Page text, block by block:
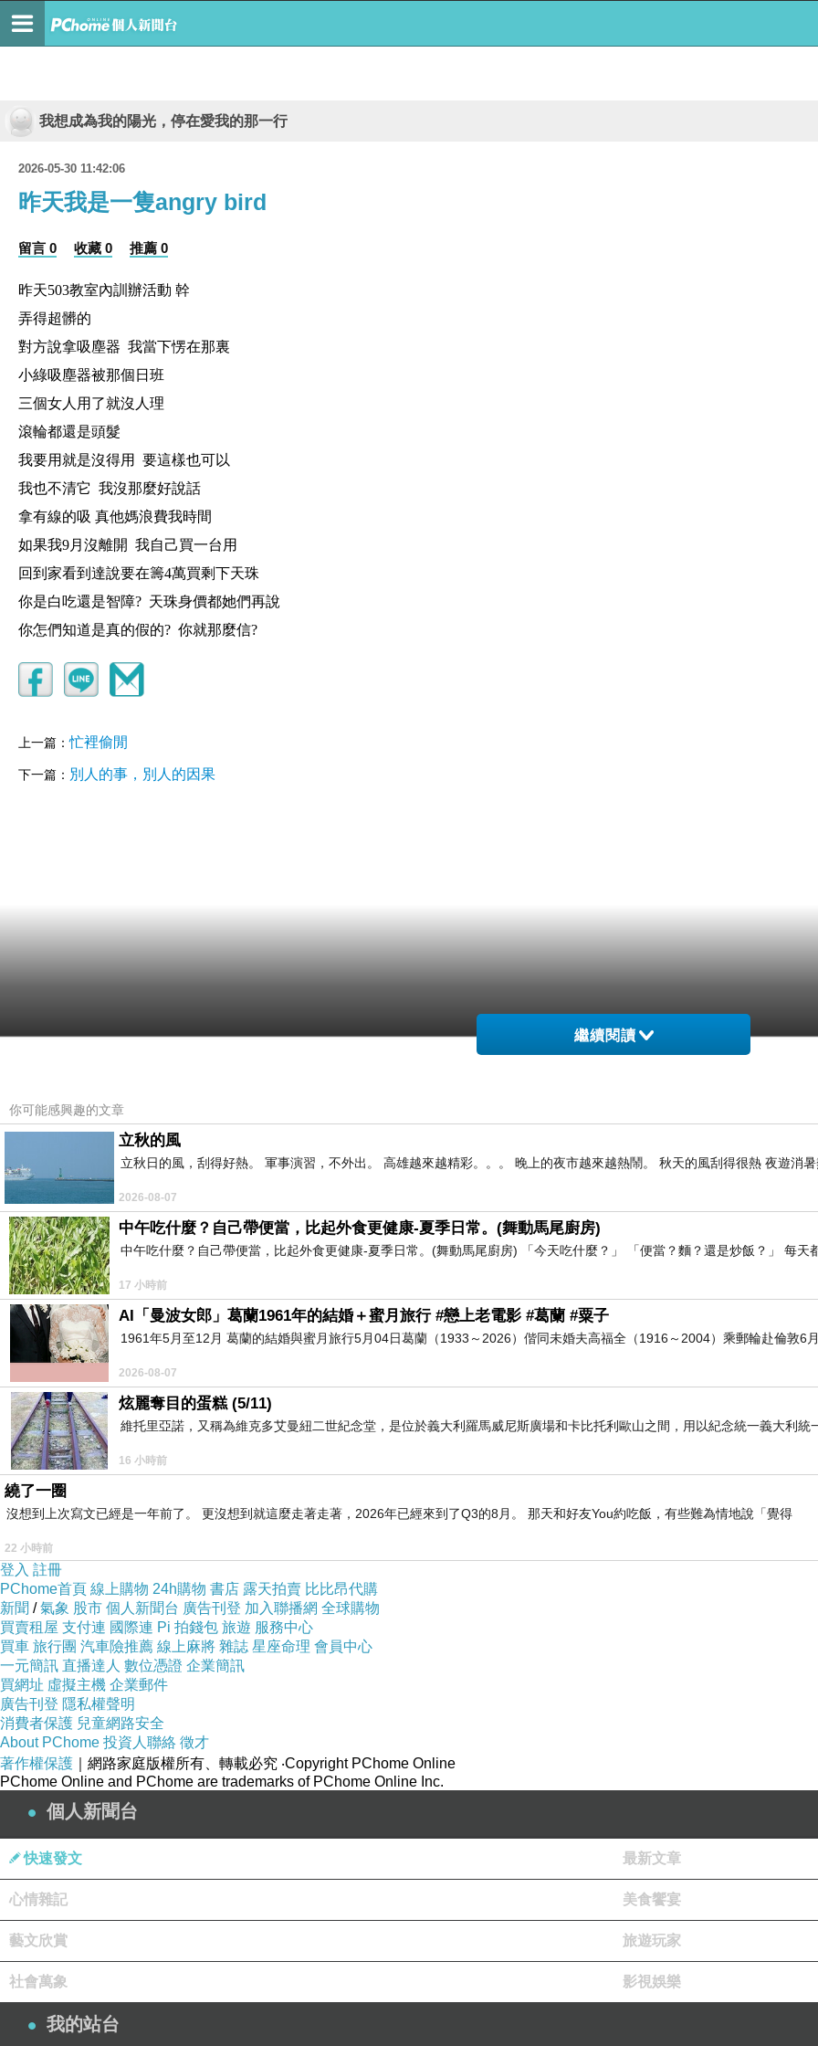
我想成為我的陽光，停在愛我的那一行
2026-05-30 11:42:06
昨天我是一隻angry bird
留言 0 收藏 0 推薦 0
昨天503教室內訓辦活動 幹
弄得超髒的
對方說拿吸塵器 我當下愣在那裏
小綠吸塵器被那個日班
三個女人用了就沒人理
滾輪都還是頭髮
我要用就是沒得用 要這樣也可以
我也不清它 我沒那麼好說話
拿有線的吸 真他媽浪費我時間
如果我9月沒離開 我自己買一台用
回到家看到達說要在籌4萬買剩下天珠
你是白吃還是智障? 天珠身價都她們再說
你怎們知道是真的假的? 你就那麼信?
上一篇：忙裡偷閒
下一篇： 別人的事，別人的因果
繼續閱讀
你可能感興趣的文章
立秋的風
立秋日的風，刮得好熱。 軍事演習，不外出。 高雄越來越精彩。。。 晚上的夜市越來越熱鬧。 秋天的風刮得很熱 夜遊消暑
2026-08-07
中午吃什麼？自己帶便當，比起外食更健康-夏季日常。(舞動馬尾廚房)
中午吃什麼？自己帶便當，比起外食更健康-夏季日常。(舞動馬尾廚房) 「今天吃什麼？」 「便當？麵？還是炒飯？」 每天
17 小時前
AI「曼波女郎」葛蘭1961年的結婚＋蜜月旅行 #戀上老電影 #葛蘭 #粟子
1961年5月至12月 葛蘭的結婚與蜜月旅行5月04日葛蘭（1933～2026）偕同未婚夫高福全（1916～2004）乘郵輪赴倫敦6
2026-08-07
炫麗奪目的蛋糕 (5/11)
維托里亞諾，又稱為維克多艾曼紐二世紀念堂，是位於義大利羅馬威尼斯廣場和卡比托利歐山之間，用以紀念統一義大利統
16 小時前
繞了一圈
沒想到上次寫文已經是一年前了。 更沒想到就這麼走著走著，2026年已經來到了Q3的8月。 那天和好友You約吃飯，有些難為情地說「覺得
22 小時前
登入 註冊
PChome首頁 線上購物 24h購物 書店 露天拍賣 比比昂代購
新聞 /氣象 股市 個人新聞台 廣告刊登 加入聯播網 全球購物
買賣租屋 支付連 國際連 Pi 拍錢包 旅遊 服務中心
買車 旅行團 汽車險推薦 線上麻將 雜誌 星座命理 會員中心
一元簡訊 直播達人 數位憑證 企業簡訊
買網址 虛擬主機 企業郵件
廣告刊登 隱私權聲明
消費者保護 兒童網路安全
About PChome 投資人聯絡 徵才
著作權保護 ｜網路家庭版權所有、轉載必究 ‧Copyright PChome Online
PChome Online and PChome are trademarks of PChome Online Inc.
個人新聞台
快速發文 最新文章
心情雜記 美食饗宴
藝文欣賞 旅遊玩家
社會萬象 影視娛樂
我的站台